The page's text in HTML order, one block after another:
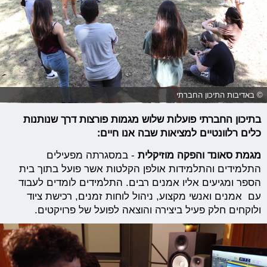
© באדיבות התיכון החברתי
בתיכון החברתי פועלות שלוש מגמות פורצות דרך שנותנות
כלים רלוונטיים למציאות שבה אנו חיים:
מגמת סאונד והפקה מוזיקלית - במסגרתה מפעילים
התלמידים והתלמידות אולפן הקלטות אשר פועל בתוך בית
הספר ומגיעים אליו אמנים רבים. התלמידים לומדים לעבוד
עם אמנים ואנשי מקצוע, ניהול לוחות זמנים, רכישת ציוד
ולוקחים חלק פעיל ביצירה והוצאה לפועל של פרויקטים.